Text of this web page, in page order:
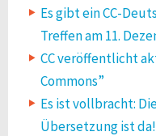
Es gibt ein CC-
Treffen am 11.
CC veröffentlicht
Commons”
Es ist vollbracht:
Übersetzung ist da!